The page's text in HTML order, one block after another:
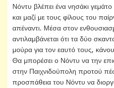
Νόντυ βλέπει ένα νησάκι
και μαζί με τους φίλους του
απέναντι. Μέσα στον
αντιλαμβάνεται ότι τα δύο
μούρα για τον εαυτό τους,
Θα μπορέσει ο Νόντυ να την
στην Παιχνιδούπολη προτού
προσπάθεια του Νόντυ να